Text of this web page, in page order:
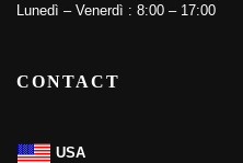
Lunedì – Venerdì : 8:00 – 17:00
CONTACT
USA